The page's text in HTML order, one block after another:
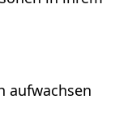
aufwachsen